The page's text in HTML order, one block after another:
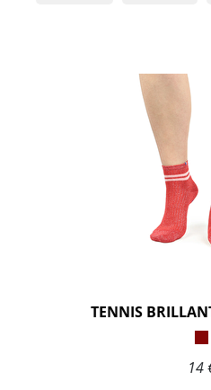
TENNIS
14